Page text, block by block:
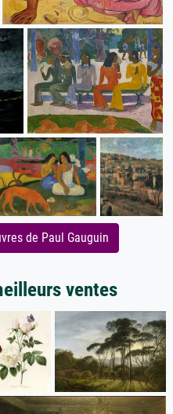
de Paul Gauguin
ventes